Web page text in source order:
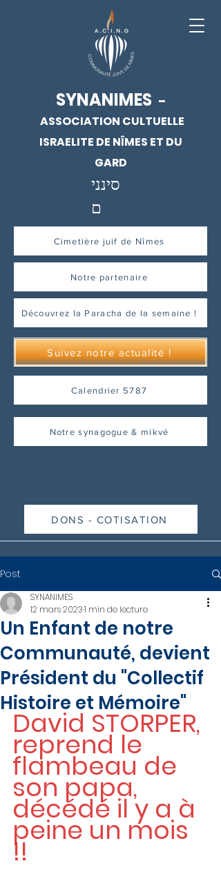
SYNANIMES -
ASSOCIATION CULTUELLE
ISRAELITE DE NÎMES ET DU
GARD
סינני
ם
Cimetière juif de Nîmes
Notre partenaire
Découvrez la Paracha de la semaine !
Suivez notre actualité !
Calendrier 5787
Notre synagogue & mikvé
DONS - COTISATION
Post
Un Enfant de notre
Communauté, devient
Président du "Collectif
Histoire et Mémoire"
SYNANIMES
12 mars 20231 min de lecture
David STORPER,
reprend le
flambeau de
son papa,
décédé il y a à
peine un mois
!!